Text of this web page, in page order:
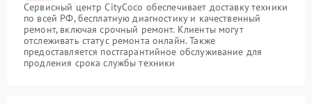
Сервисный центр CityCoco обеспечивает доставку техники
по всей РФ, бесплатную диагностику и качественный
ремонт, включая срочный ремонт. Клиенты могут
отслеживать статус ремонта онлайн. Также
предоставляется постгарантийное обслуживание для
продления срока службы техники